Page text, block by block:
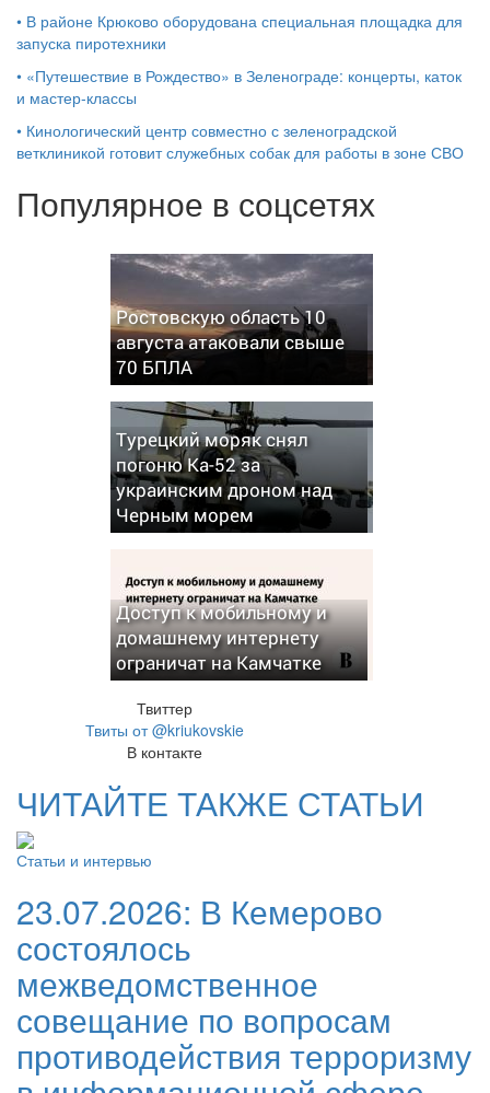
• В районе Крюково оборудована специальная площадка для
запуска пиротехники
• «Путешествие в Рождество» в Зеленограде: концерты, каток
и мастер‑классы
• Кинологический центр совместно с зеленоградской
ветклиникой готовит служебных собак для работы в зоне СВО
Популярное в соцсетях
Ростовскую область 10
августа атаковали свыше
70 БПЛА
Турецкий моряк снял
погоню Ка-52 за
украинским дроном над
Черным морем
Доступ к мобильному и
домашнему интернету
ограничат на Камчатке
Твиттер
Твиты от @kriukovskie
В контакте
ЧИТАЙТЕ ТАКЖЕ СТАТЬИ
Статьи и интервью
23.07.2026: В Кемерово
состоялось
межведомственное
совещание по вопросам
противодействия терроризму